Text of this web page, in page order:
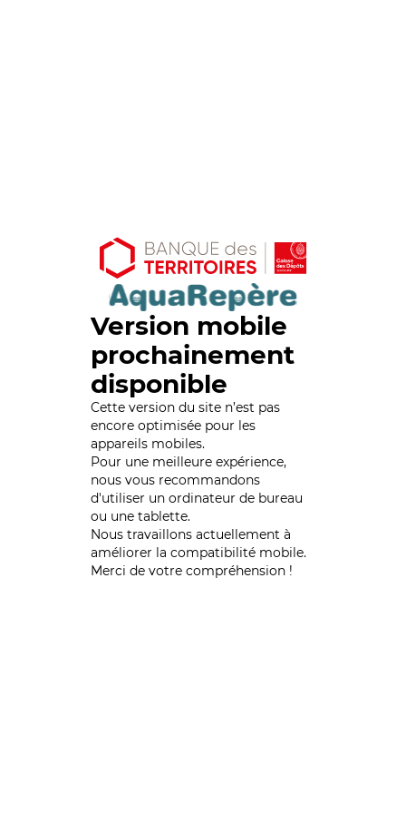
Version mobile
prochainement
disponible
Cette version du site n’est pas
encore optimisée pour les
appareils mobiles.
Pour une meilleure expérience,
nous vous recommandons
d'utiliser un ordinateur de bureau
ou une tablette.
Nous travaillons actuellement à
améliorer la compatibilité mobile.
Merci de votre compréhension !